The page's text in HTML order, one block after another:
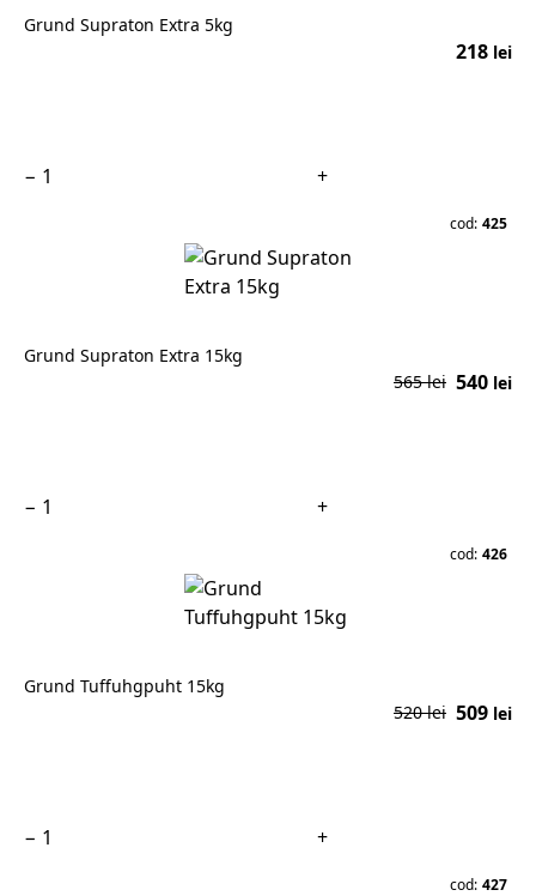
Grund Supraton Extra 5kg
218 lei
− +
cod: 425
Grund Supraton Extra 15kg
565 lei 540 lei
− +
cod: 426
Grund Tuffuhgpuht 15kg
520 lei 509 lei
− +
cod: 427